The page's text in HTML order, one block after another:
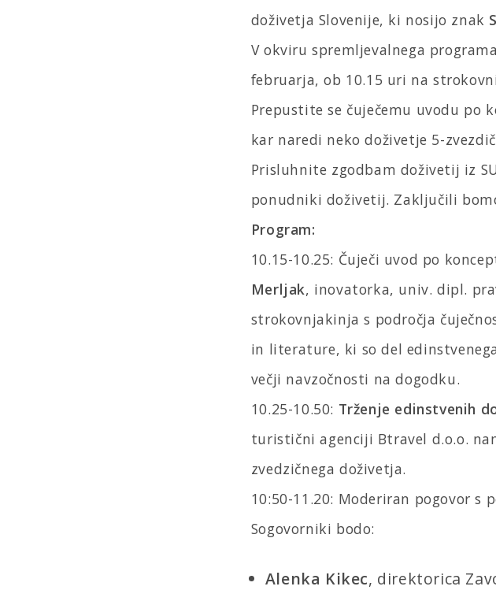
doživetja Slovenije, ki nosijo znak
V okviru spremljevalnega
februarja, ob 10.15 uri na
Prepustite se čuječemu uvodu
kar naredi neko doživetje 5-
Prisluhnite zgodbam doživetij iz
ponudniki doživetij. Zaključili
Program:
10.15-10.25: Čuječi uvod po
Merljak, inovatorka, univ. dipl.
strokovnjakinja s področja
in literature, ki so del
večji navzočnosti na dogodku.
10.25-10.50: Trženje edinstvenih
turistični agenciji Btravel d.o.o.
zvedzičnega doživetja.
10:50-11.20: Moderiran pogovor s
Sogovorniki bodo:
Alenka Kikec, direktorica